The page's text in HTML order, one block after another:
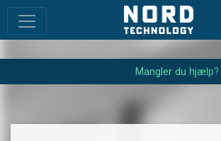
Mangle r d u h jælp ? B